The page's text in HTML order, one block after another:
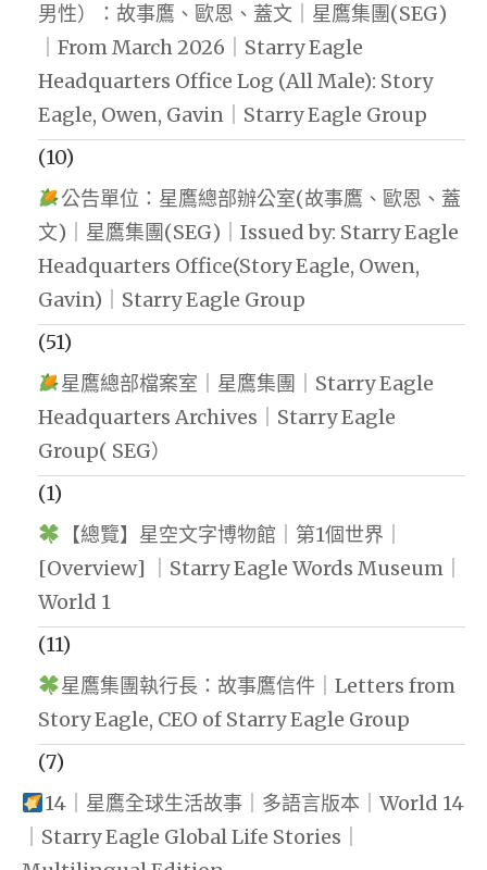
男性）：故事鷹、歐恩、蓋文｜星鷹集團(SEG)
｜From March 2026｜Starry Eagle
Headquarters Office Log (All Male): Story
Eagle, Owen, Gavin｜Starry Eagle Group
(10)
公告單位：星鷹總部辦公室(故事鷹、歐恩、蓋
文)｜星鷹集團(SEG)｜Issued by: Starry Eagle
Headquarters Office(Story Eagle, Owen,
Gavin)｜Starry Eagle Group
(51)
星鷹總部檔案室｜星鷹集團｜Starry Eagle
Headquarters Archives｜Starry Eagle
Group( SEG）
(1)
【總覽】星空文字博物館｜第1個世界｜
[Overview] ｜Starry Eagle Words Museum｜
World 1
(11)
星鷹集團執行長：故事鷹信件｜Letters from
Story Eagle, CEO of Starry Eagle Group
(7)
14｜星鷹全球生活故事｜多語言版本｜World 14
｜Starry Eagle Global Life Stories｜